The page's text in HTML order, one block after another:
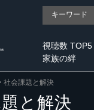
視聴数 TOP5
家族の絆
社会課題と解決
と解決